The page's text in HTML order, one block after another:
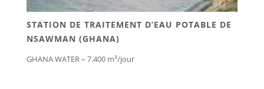
STATION DE TRAITEMENT D’EAU POTABLE DE
NSAWMAN (GHANA)
GHANA WATER – 7.400 m³/jour